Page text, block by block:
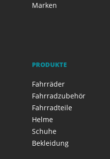
Marken
PRODUKTE
Fahrräder
Fahrradzubehör
Fahrradteile
Helme
Schuhe
Bekleidung